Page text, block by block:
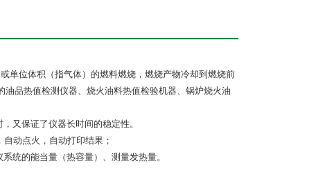
单位体积（指气体）的燃料燃烧，燃烧产物冷却到燃烧前
品热值检测仪器、烧火油料热值检验机器、锅炉烧火油
又保证了仪器长时间的稳定性。
动点火，自动打印结果；
统的能当量（热容量）、测量发热量。